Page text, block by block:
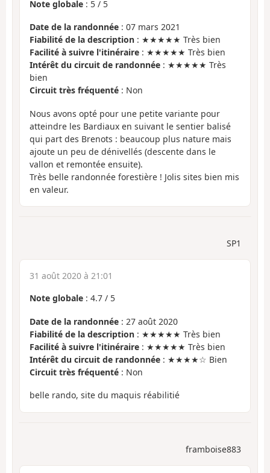
Note globale : 5 / 5
Date de la randonnée : 07 mars 2021
Fiabilité de la description : ★★★★★ Très bien
Facilité à suivre l'itinéraire : ★★★★★ Très bien
Intérêt du circuit de randonnée : ★★★★★ Très
bien
Circuit très fréquenté : Non
Nous avons opté pour une petite variante pour
atteindre les Bardiaux en suivant le sentier balisé
qui part des Brenots : beaucoup plus nature mais
ajoute un peu de dénivellés (descente dans le
vallon et remontée ensuite).
Très belle randonnée forestière ! Jolis sites bien mis
en valeur.
SP1
31 août 2020 à 21:01
Note globale : 4.7 / 5
Date de la randonnée : 27 août 2020
Fiabilité de la description : ★★★★★ Très bien
Facilité à suivre l'itinéraire : ★★★★★ Très bien
Intérêt du circuit de randonnée : ★★★★☆ Bien
Circuit très fréquenté : Non
belle rando, site du maquis réabilitié
framboise883